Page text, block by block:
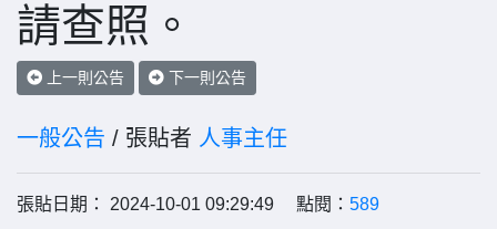
請查照。
上一則公告 下一則公告
一般公告 / 張貼者 人事主任
張貼日期： 2024-10-01 09:29:49 點閱： 589